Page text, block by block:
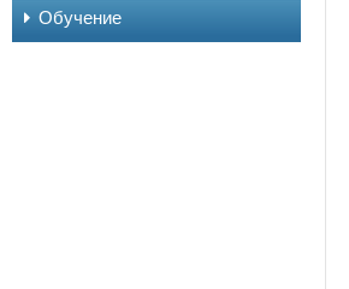
Обучение